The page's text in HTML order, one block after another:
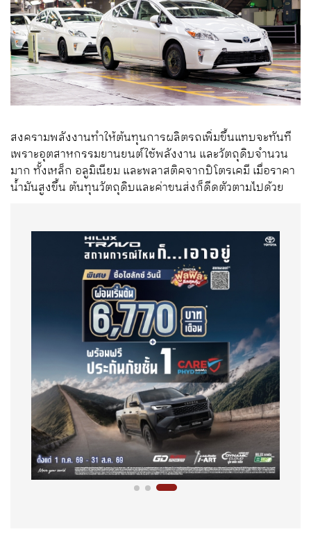
สงครามพลังงานทำให้ต้นทุนการผลิตรถเพิ่มขึ้นแทบจะทันที
เพราะอุตสาหกรรมยานยนต์ใช้พลังงาน และวัตถุดิบจำนวน
มาก ทั้งเหล็ก อลูมิเนียม และพลาสติคจากปิโตรเคมี เมื่อราคา
น้ำมันสูงขึ้น ต้นทุนวัตถุดิบและค่าขนส่งก็ดีดตัวตามไปด้วย